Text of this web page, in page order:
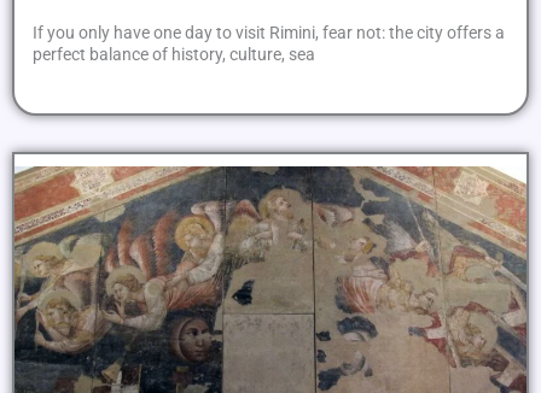
If you only have one day to visit Rimini, fear not: the city offers a
perfect balance of history, culture, sea